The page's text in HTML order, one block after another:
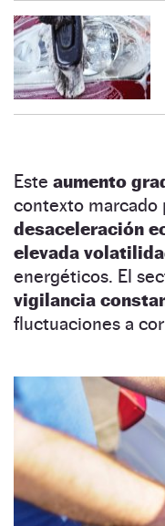
Este aumento
contexto marcado
desaceleración
elevada
energéticos. El
vigilancia
fluctuaciones a